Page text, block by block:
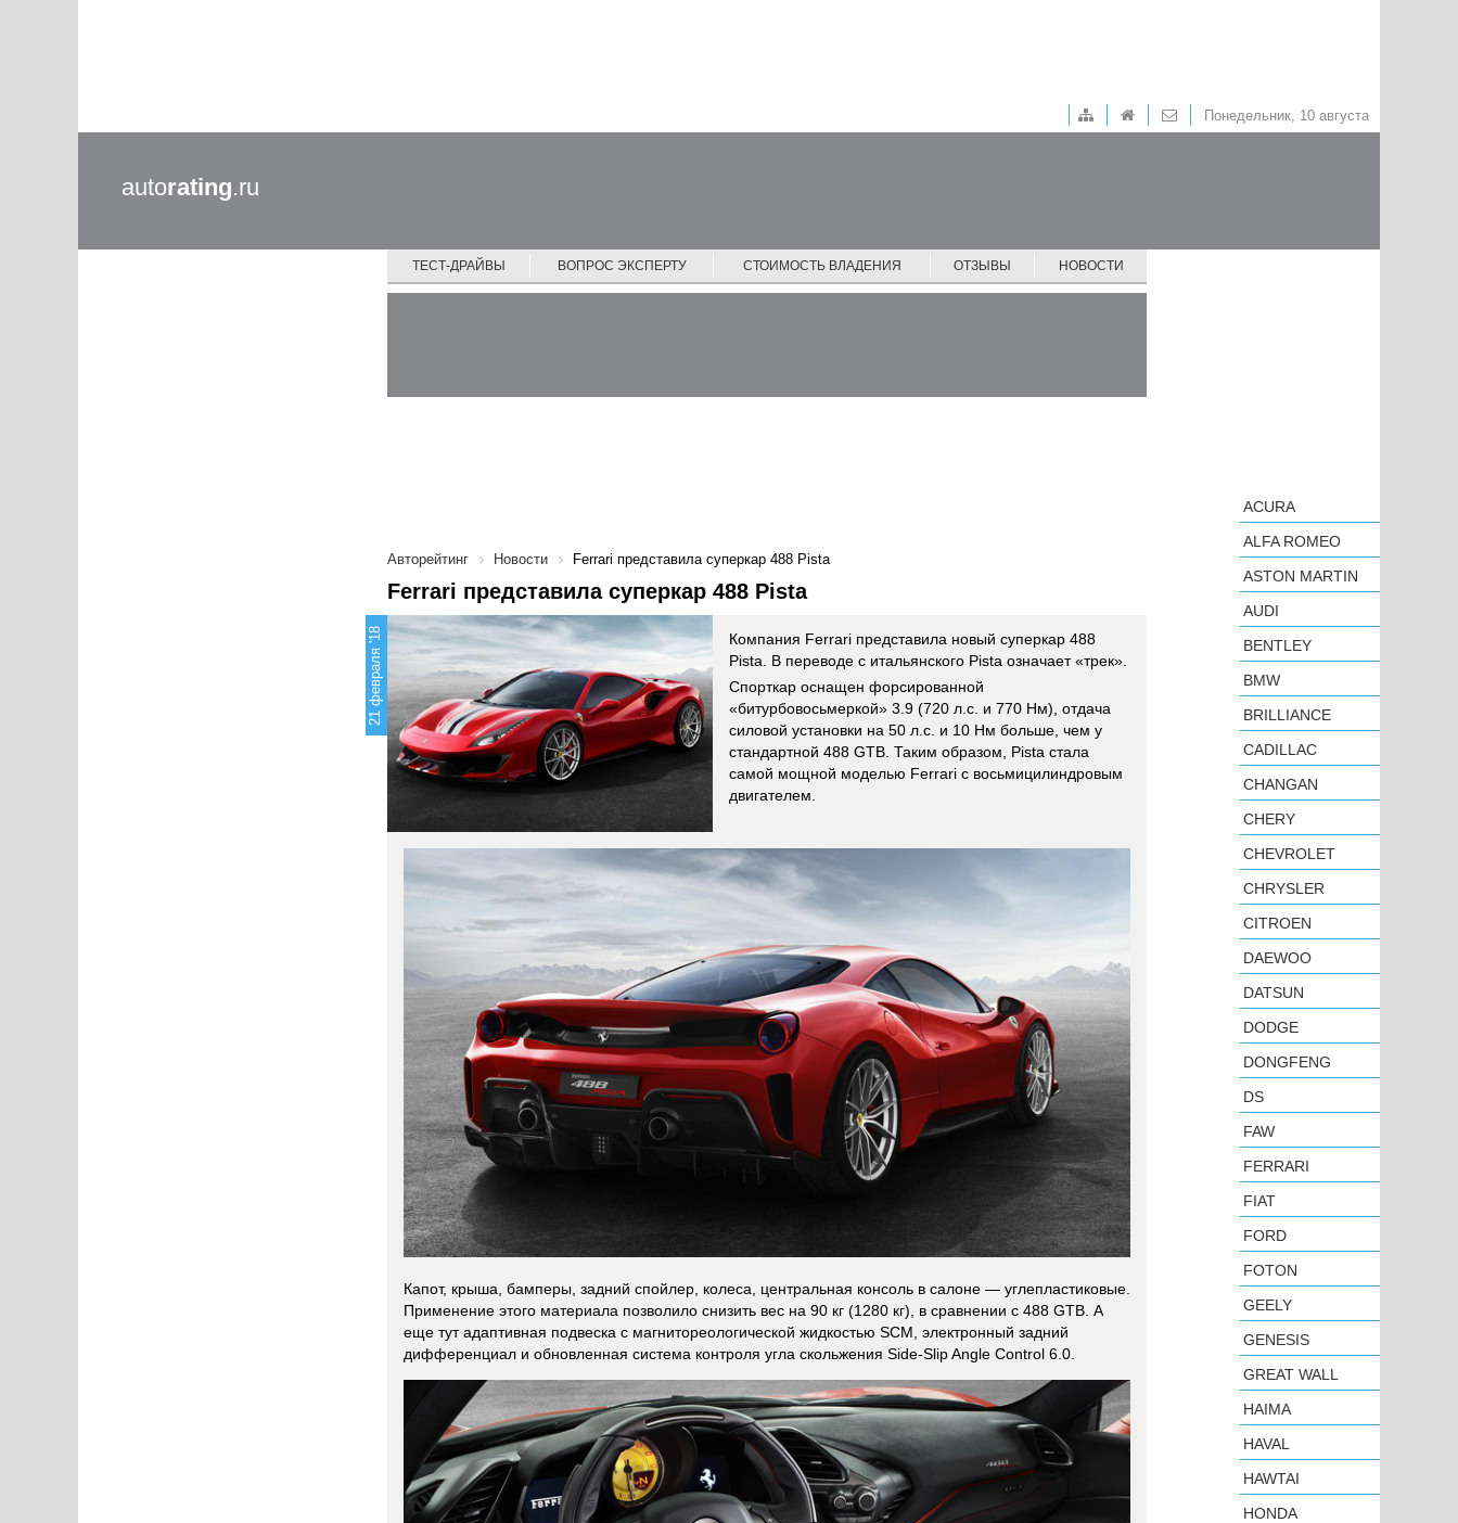
Понедельник, 10 августа
autorating.ru
ТЕСТ-ДРАЙВЫ ВОПРОС ЭКСПЕРТУ СТОИМОСТЬ ВЛАДЕНИЯ ОТЗЫВЫ НОВОСТИ
Авторейтинг Новости Ferrari представила суперкар 488 Pista
Ferrari представила суперкар 488 Pista
21 февраля '18
Компания Ferrari представила новый суперкар 488
Pista. В переводе с итальянского Pista означает «трек».
Спорткар оснащен форсированной
«битурбовосьмеркой» 3.9 (720 л.с. и 770 Нм), отдача
силовой установки на 50 л.с. и 10 Нм больше, чем у
стандартной 488 GTB. Таким образом, Pista стала
самой мощной моделью Ferrari с восьмицилиндровым
двигателем.
Капот, крыша, бамперы, задний спойлер, колеса, центральная консоль в салоне — углепластиковые.
Применение этого материала позволило снизить вес на 90 кг (1280 кг), в сравнении с 488 GTB. А
еще тут адаптивная подвеска с магнитореологической жидкостью SCM, электронный задний
дифференциал и обновленная система контроля угла скольжения Side-Slip Angle Control 6.0.
ACURA
ALFA ROMEO
ASTON MARTIN
AUDI
BENTLEY
BMW
BRILLIANCE
CADILLAC
CHANGAN
CHERY
CHEVROLET
CHRYSLER
CITROEN
DAEWOO
DATSUN
DODGE
DONGFENG
DS
FAW
FERRARI
FIAT
FORD
FOTON
GEELY
GENESIS
GREAT WALL
HAIMA
HAVAL
HAWTAI
HONDA